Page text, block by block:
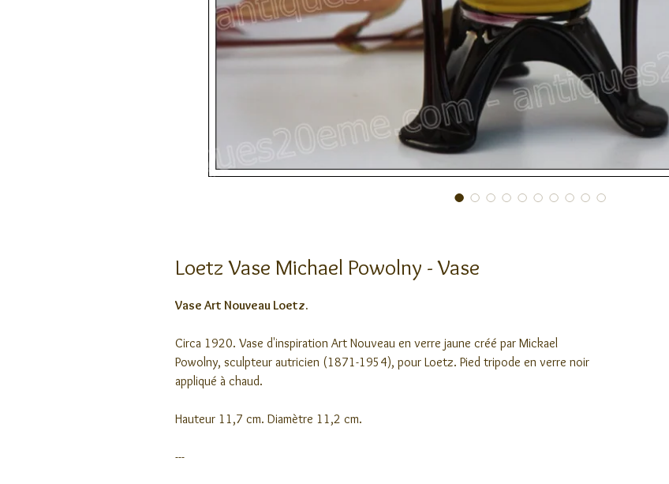
Loetz Vase Michael Powolny - Vase
Vase Art Nouveau Loetz.
Circa 1920. Vase d'inspiration Art Nouveau en verre jaune créé par Mickael
Powolny, sculpteur autricien (1871-1954), pour Loetz. Pied tripode en verre noir
appliqué à chaud.
Hauteur 11,7 cm. Diamètre 11,2 cm.
---